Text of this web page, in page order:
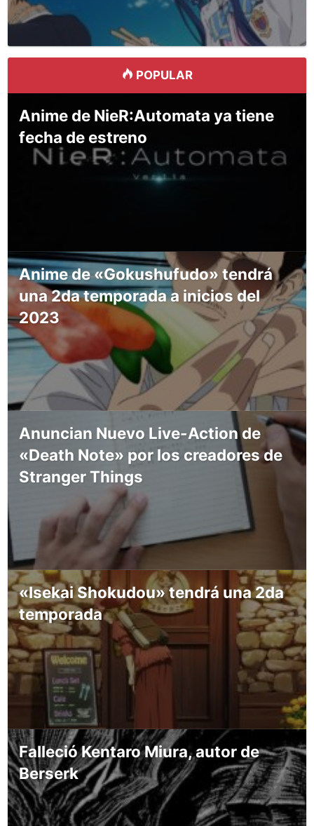
POPULAR
Anime de NieR:Automata ya tiene
fecha de estreno
Anime de «Gokushufudo» tendrá
una 2da temporada a inicios del
2023
Anuncian Nuevo Live-Action de
«Death Note» por los creadores de
Stranger Things
«Isekai Shokudou» tendrá una 2da
temporada
Falleció Kentaro Miura, autor de
Berserk